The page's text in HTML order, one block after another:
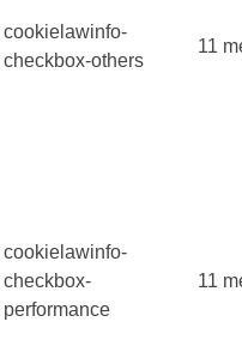
cookielawinfo-
checkbox-others
11
cookielawinfo-
checkbox-
performance
11